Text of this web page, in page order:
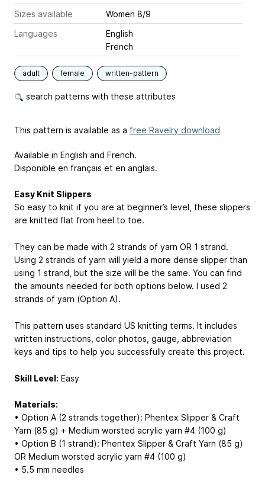
Sizes available
Women 8/9
Languages
English
French
adult female written-pattern
search patterns with these attributes
This pattern is available as a free Ravelry download
Available in English and French.
Disponible en français et en anglais.
Easy Knit Slippers
So easy to knit if you are at beginner’s level, these slippers
are knitted flat from heel to toe.
They can be made with 2 strands of yarn OR 1 strand.
Using 2 strands of yarn will yield a more dense slipper than
using 1 strand, but the size will be the same. You can find
the amounts needed for both options below. I used 2
strands of yarn (Option A).
This pattern uses standard US knitting terms. It includes
written instructions, color photos, gauge, abbreviation
keys and tips to help you successfully create this project.
Skill Level: Easy
Materials:
• Option A (2 strands together): Phentex Slipper & Craft
Yarn (85 g) + Medium worsted acrylic yarn #4 (100 g)
• Option B (1 strand): Phentex Slipper & Craft Yarn (85 g)
OR Medium worsted acrylic yarn #4 (100 g)
• 5.5 mm needles